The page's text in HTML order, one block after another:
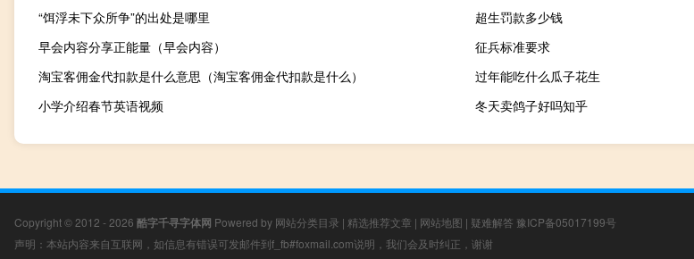
“饵浮未下众所争”的出处是哪里
超生罚款多少钱
早会内容分享正能量（早会内容）
征兵标准要求
淘宝客佣金代扣款是什么意思（淘宝客佣金代扣款是什么）
过年能吃什么瓜子花生
小学介绍春节英语视频
冬天卖鸽子好吗知乎
Copyright © 2012 - 2026 酷字千寻字体网 Powered by 网站分类目录 | 精选推荐文章 | 网站地图 | 疑难解答 豫ICP备05017199号
声明：本站内容来自互联网，如信息有错误可发邮件到f_fb#foxmail.com说明，我们会及时纠正，谢谢